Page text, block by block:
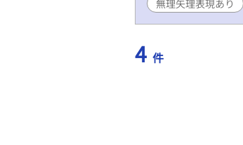
無理矢理表現あり
4 件